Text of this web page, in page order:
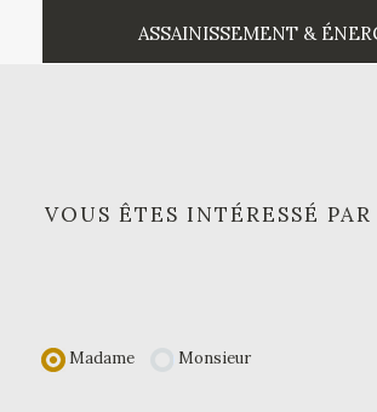
ASSAINISSEMENT &
VOUS ÊTES INTÉRESSÉ
Madame Monsieur